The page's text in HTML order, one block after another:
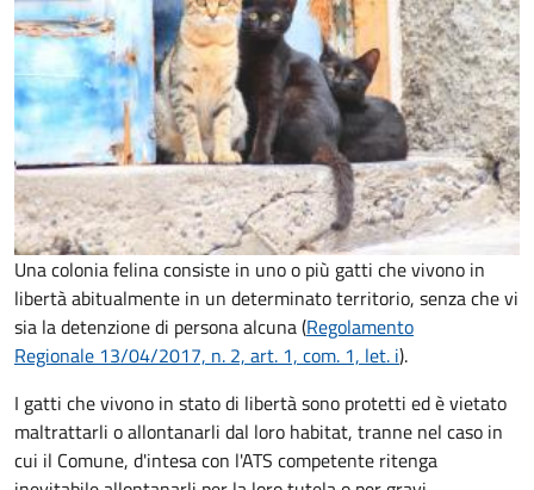
Una colonia felina consiste in uno o più gatti che vivono in
libertà abitualmente in un determinato territorio, senza che vi
sia la detenzione di persona alcuna (Regolamento
Regionale 13/04/2017, n. 2, art. 1, com. 1, let. i).
I gatti che vivono in stato di libertà sono protetti ed è vietato
maltrattarli o allontanarli dal loro habitat, tranne nel caso in
cui il Comune, d'intesa con l'ATS competente ritenga